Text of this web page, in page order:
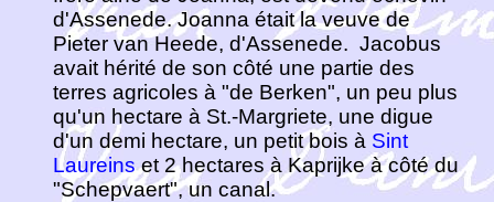
d'Assenede. Joanna était la veuve de
Pieter van Heede, d'Assenede. Jacobus
avait hérité de son côté une partie des
terres agricoles à "de Berken", un peu plus
qu'un hectare à St.-Margriete, une digue
d'un demi hectare, un petit bois à Sint
Laureinset 2 hectares à Kaprijke à côté du
"Schepvaert", un canal.